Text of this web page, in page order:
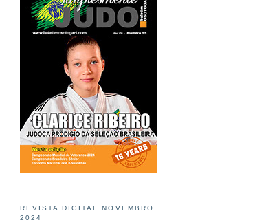
REVISTA DIGITAL NOVEMBRO
2024